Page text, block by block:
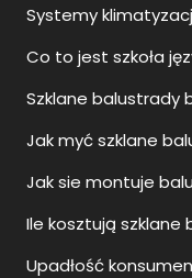
Systemy
Co to jest szkoła
Szklane balustrady
Jak myć szklane
Jak sie montuje
Ile kosztują szklane
Upadłość